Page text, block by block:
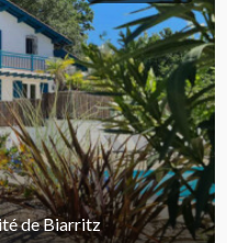
de Biarritz